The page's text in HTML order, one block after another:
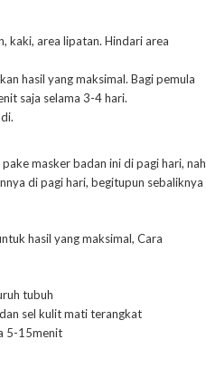
kaki, area lipatan. Hindari area
hasil yang maksimal. Bagi pemula
saja selama 3-4 hari.
masker badan ini di pagi hari, nah
di pagi hari, begitupun sebaliknya
hasil yang maksimal, Cara
tubuh
sel kulit mati terangkat
5-15menit